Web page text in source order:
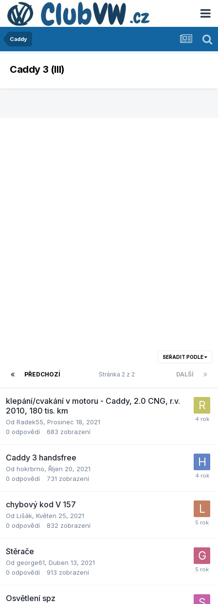
Caddy
Caddy 3 (III)
SEŘADIT PODLE
PŘEDCHOZÍ DALŠÍ
Stránka 2 z 2
klepání/cvakání v motoru - Caddy, 2.0 CNG, r.v.
2010, 180 tis. km
Od Radek55, Prosinec 18, 2021
0 odpovědí 683 zobrazení
Caddy 3 handsfree
Od hokrbrno, Říjen 20, 2021
0 odpovědí 731 zobrazení
chybový kod V 157
Od Lišák, Květen 25, 2021
0 odpovědí 832 zobrazení
Stěrače
Od george61, Duben 13, 2021
0 odpovědí 913 zobrazení
Osvětlení spz